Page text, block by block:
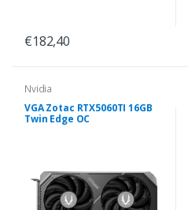
€182,40
Nvidia
VGA Zotac RTX5060TI 16GB
Twin Edge OC